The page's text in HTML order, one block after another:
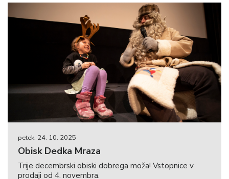
petek, 24. 10. 2025
Obisk Dedka Mraza
Trije decembrski obiski dobrega moža! Vstopnice v
prodaji od 4. novembra.